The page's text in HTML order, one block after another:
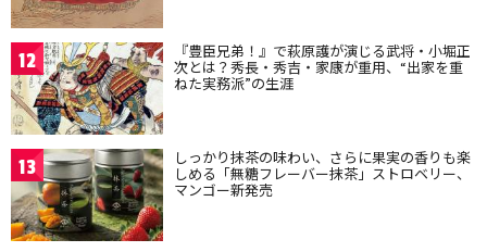
12 『豊臣兄弟！』で萩原護が演じる武将・小堀正
次とは？秀長・秀吉・家康が重用、“出家を重
ねた実務派”の生涯
13 しっかり抹茶の味わい、さらに果実の香りも楽
しめる「無糖フレーバー抹茶」ストロベリー、
マンゴー新発売